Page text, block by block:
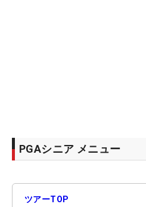
PGAシニア メニュー
ツアーTOP